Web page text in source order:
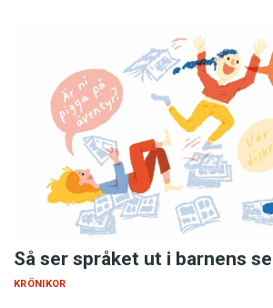
Så ser språket ut i barnens
KRÖNIKOR